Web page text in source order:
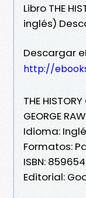
Libro THE
inglés)
Descargar
http://
THE
GEORGE
Idioma:
Formatos:
ISBN:
Editorial: